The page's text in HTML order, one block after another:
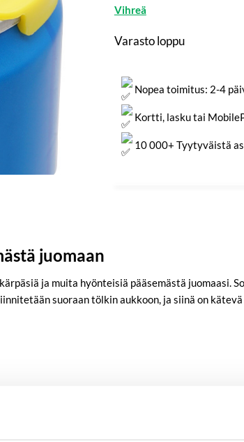
Vihreä
Varasto loppu
Nopea toimitus: 2-4
Kortti, lasku tai
10 000+ Tyytyväistä
juomaan
ja muita hyönteisiä pääsemästä
suoraan tölkin aukkoon, ja siinä on